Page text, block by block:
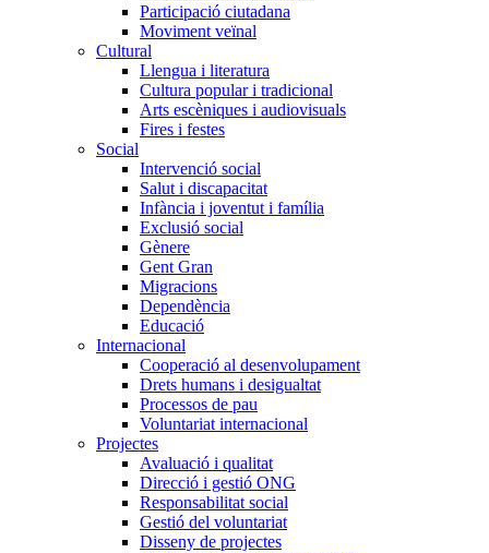
Participació ciutadana
Moviment veïnal
Cultural
Llengua i literatura
Cultura popular i tradicional
Arts escèniques i audiovisuals
Fires i festes
Social
Intervenció social
Salut i discapacitat
Infància i joventut i família
Exclusió social
Gènere
Gent Gran
Migracions
Dependència
Educació
Internacional
Cooperació al desenvolupament
Drets humans i desigualtat
Processos de pau
Voluntariat internacional
Projectes
Avaluació i qualitat
Direcció i gestió ONG
Responsabilitat social
Gestió del voluntariat
Disseny de projectes